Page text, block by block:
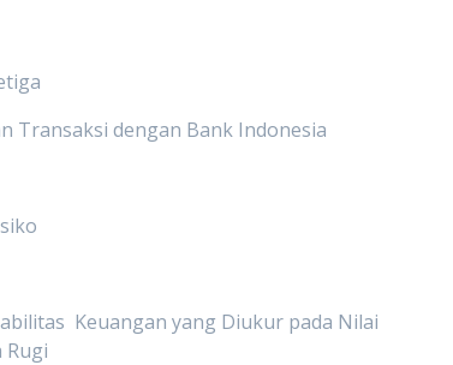
Transaksi dengan Bank Indonesia
Keuangan yang Diukur pada Nilai
Rugi